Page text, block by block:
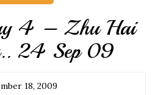
4 – Zhu Hai
24 Sep 09
18, 2009